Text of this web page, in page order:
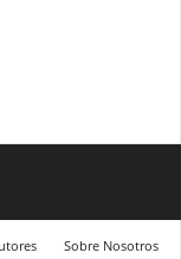
Sobre Nosotros